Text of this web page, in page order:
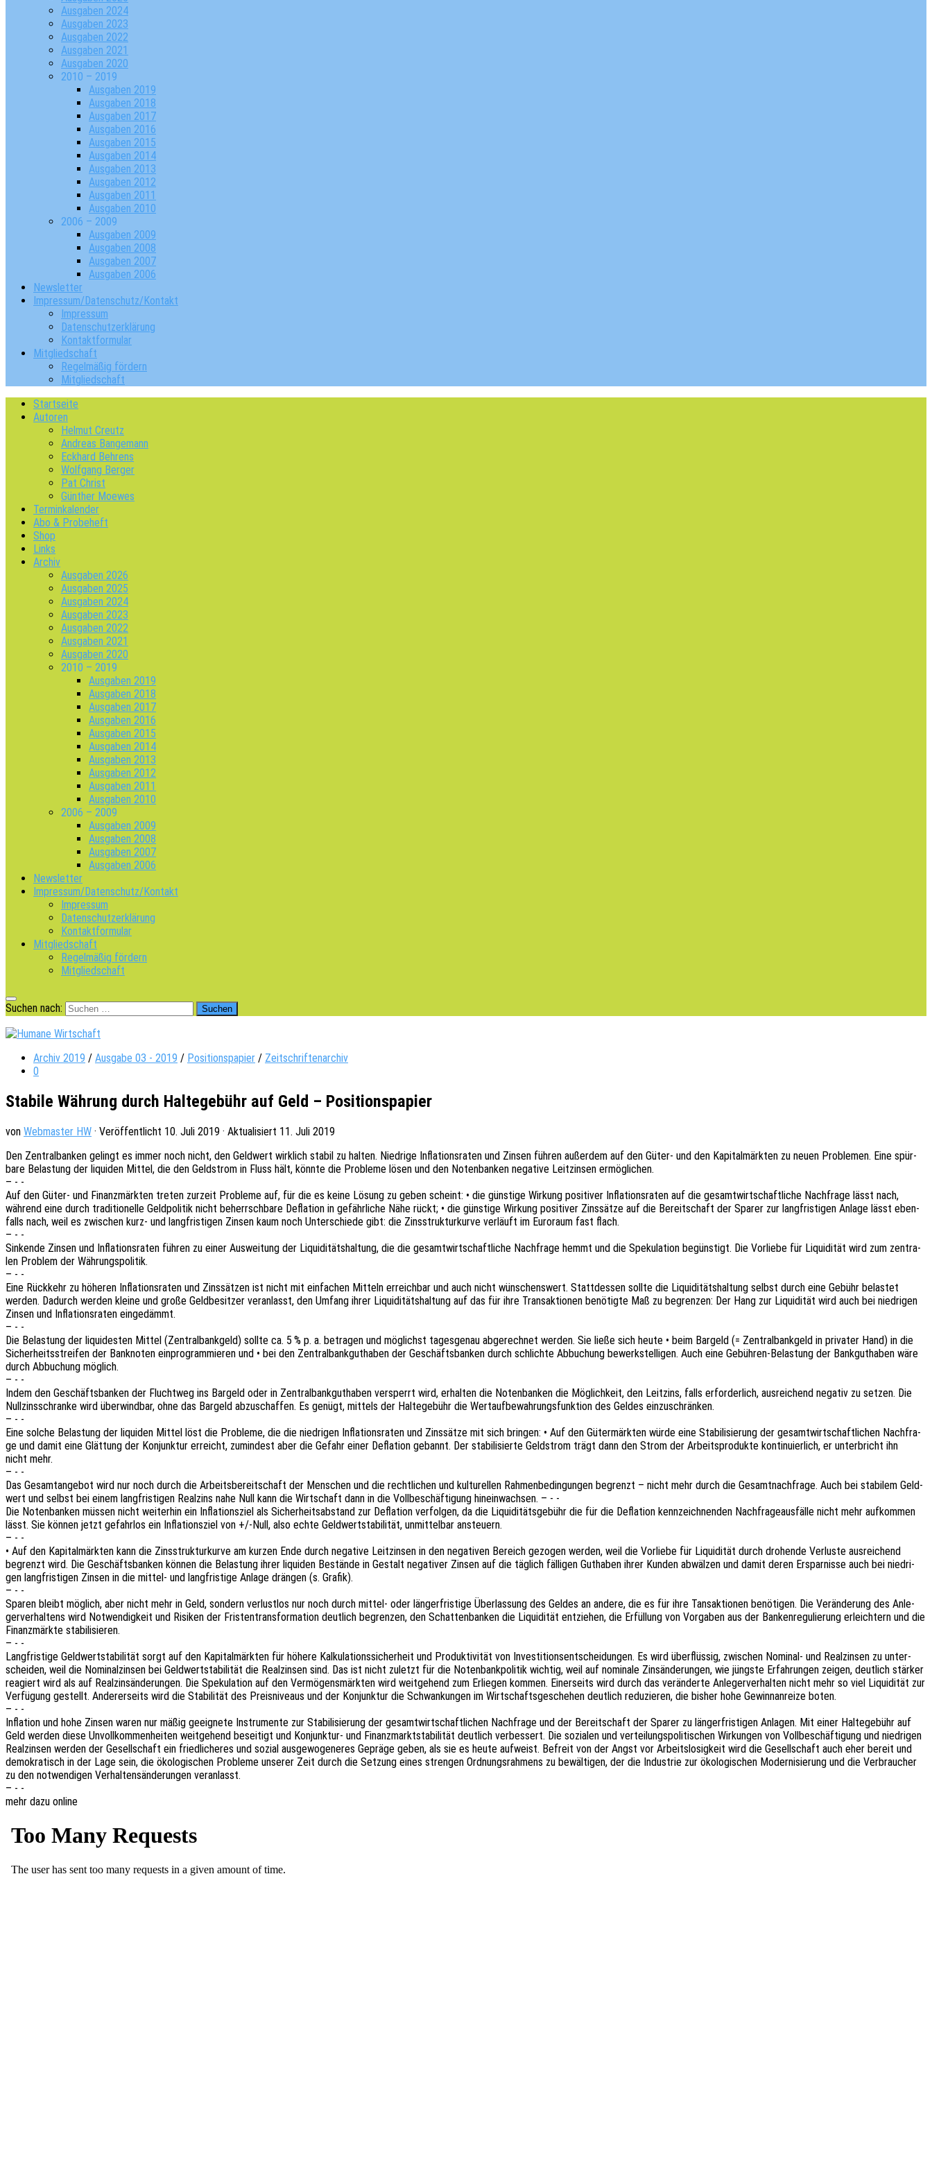
Ausgaben 2024
Ausgaben 2023
Ausgaben 2022
Ausgaben 2021
Ausgaben 2020
2010 – 2019
Ausgaben 2019
Ausgaben 2018
Ausgaben 2017
Ausgaben 2016
Ausgaben 2015
Ausgaben 2014
Ausgaben 2013
Ausgaben 2012
Ausgaben 2011
Ausgaben 2010
2006 – 2009
Ausgaben 2009
Ausgaben 2008
Ausgaben 2007
Ausgaben 2006
Newsletter
Impressum/Datenschutz/Kontakt
Impressum
Datenschutzerklärung
Kontaktformular
Mitgliedschaft
Regelmäßig fördern
Mitgliedschaft
Startseite
Autoren
Helmut Creutz
Andreas Bangemann
Eckhard Behrens
Wolfgang Berger
Pat Christ
Günther Moewes
Terminkalender
Abo & Probeheft
Shop
Links
Archiv
Ausgaben 2026
Ausgaben 2025
Ausgaben 2024
Ausgaben 2023
Ausgaben 2022
Ausgaben 2021
Ausgaben 2020
2010 – 2019
Ausgaben 2019
Ausgaben 2018
Ausgaben 2017
Ausgaben 2016
Ausgaben 2015
Ausgaben 2014
Ausgaben 2013
Ausgaben 2012
Ausgaben 2011
Ausgaben 2010
2006 – 2009
Ausgaben 2009
Ausgaben 2008
Ausgaben 2007
Ausgaben 2006
Newsletter
Impressum/Datenschutz/Kontakt
Impressum
Datenschutzerklärung
Kontaktformular
Mitgliedschaft
Regelmäßig fördern
Mitgliedschaft
Suchen nach:
Archiv 2019 / Ausgabe 03 - 2019 / Positionspapier / Zeitschriftenarchiv
0
Stabile Währung durch Haltegebühr auf Geld – Positionspapier
von Webmaster HW · Veröffentlicht 10. Juli 2019 · Aktualisiert 11. Juli 2019
Den Zentral­ban­ken gelingt es immer noch nicht, den Geld­wert wirk­lich stabil zu halten. Nied­ri­ge Infla­ti­ons­ra­ten und Zinsen führen außer­dem auf den Güter- und den Kapi­tal­märk­ten zu neuen Proble­men. Eine spür­
ba­re Belas­tung der liqui­den Mittel, die den Geld­strom in Fluss hält, könnte die Proble­me lösen und den Noten­ban­ken nega­ti­ve Leit­zin­sen ermöglichen.
– - -
Auf den Güter- und Finanz­märk­ten treten zurzeit Proble­me auf, für die es keine Lösung zu geben scheint: • die güns­ti­ge Wirkung posi­ti­ver Infla­ti­ons­ra­ten auf die gesamt­wirt­schaft­li­che Nach­fra­ge lässt nach,
während eine durch tradi­tio­nel­le Geld­po­li­tik nicht beherrsch­ba­re Defla­ti­on in gefähr­li­che Nähe rückt; • die güns­ti­ge Wirkung posi­ti­ver Zins­sät­ze auf die Bereit­schaft der Sparer zur lang­fris­ti­gen Anlage lässt eben­
falls nach, weil es zwischen kurz- und lang­fris­ti­gen Zinsen kaum noch Unter­schie­de gibt: die Zins­struk­tur­kur­ve verläuft im Euro­raum fast flach.
– - -
Sinken­de Zinsen und Infla­ti­ons­ra­ten führen zu einer Auswei­tung der Liqui­di­täts­hal­tung, die die gesamt­wirt­schaft­li­che Nach­fra­ge hemmt und die Speku­la­ti­on begüns­tigt. Die Vorlie­be für Liqui­di­tät wird zum zentra­
len Problem der Währungspolitik.
– - -
Eine Rück­kehr zu höhe­ren Infla­ti­ons­ra­ten und Zins­sät­zen ist nicht mit einfa­chen Mitteln erreich­bar und auch nicht wünschens­wert. Statt­des­sen sollte die Liqui­di­täts­hal­tung selbst durch eine Gebühr belas­tet
werden. Dadurch werden kleine und große Geld­be­sit­zer veran­lasst, den Umfang ihrer Liqui­di­täts­hal­tung auf das für ihre Trans­ak­tio­nen benö­tig­te Maß zu begren­zen: Der Hang zur Liqui­di­tät wird auch bei nied­ri­gen
Zinsen und Infla­ti­ons­ra­ten eingedämmt.
– - -
Die Belas­tung der liqui­des­ten Mittel (Zentral­bank­geld) sollte ca. 5 % p. a. betra­gen und möglichst tages­ge­nau abge­rech­net werden. Sie ließe sich heute • beim Bargeld (= Zentral­bank­geld in priva­ter Hand) in die
Sicher­heits­strei­fen der Bank­no­ten einpro­gram­mie­ren und • bei den Zentral­bank­gut­ha­ben der Geschäfts­ban­ken durch schlich­te Abbu­chung bewerk­stel­li­gen. Auch eine Gebüh­ren-Belas­tung der Bank­gut­ha­ben wäre
durch Abbu­chung möglich.
– - -
Indem den Geschäfts­ban­ken der Flucht­weg ins Bargeld oder in Zentral­bank­gut­ha­ben versperrt wird, erhal­ten die Noten­ban­ken die Möglich­keit, den Leit­zins, falls erfor­der­lich, ausrei­chend nega­tiv zu setzen. Die
Null­zins­schran­ke wird über­wind­bar, ohne das Bargeld abzu­schaf­fen. Es genügt, mittels der Halte­ge­bühr die Wertauf­be­wah­rungs­funk­ti­on des Geldes einzuschränken.
– - -
Eine solche Belas­tung der liqui­den Mittel löst die Proble­me, die die nied­ri­gen Infla­ti­ons­ra­ten und Zins­sät­ze mit sich brin­gen: • Auf den Güter­märk­ten würde eine Stabi­li­sie­rung der gesamt­wirt­schaft­li­chen Nach­fra­
ge und damit eine Glät­tung der Konjunk­tur erreicht, zumin­dest aber die Gefahr einer Defla­ti­on gebannt. Der stabi­li­sier­te Geld­strom trägt dann den Strom der Arbeits­pro­duk­te konti­nu­ier­lich, er unter­bricht ihn
nicht mehr.
– - -
Das Gesamt­an­ge­bot wird nur noch durch die Arbeits­be­reit­schaft der Menschen und die recht­li­chen und kultu­rel­len Rahmen­be­din­gun­gen begrenzt – nicht mehr durch die Gesamt­nach­fra­ge. Auch bei stabi­lem Geld­
wert und selbst bei einem lang­fris­ti­gen Real­zins nahe Null kann die Wirt­schaft dann in die Voll­be­schäf­ti­gung hineinwachsen. – - -
Die Noten­ban­ken müssen nicht weiter­hin ein Infla­ti­ons­ziel als Sicher­heits­ab­stand zur Defla­ti­on verfol­gen, da die Liqui­di­täts­ge­bühr die für die Defla­ti­on kenn­zeich­nen­den Nach­fra­ge­aus­fäl­le nicht mehr aufkom­men
lässt. Sie können jetzt gefahr­los ein Infla­ti­ons­ziel von +/-Null, also echte Geld­wert­sta­bi­li­tät, unmit­tel­bar ansteuern.
– - -
• Auf den Kapi­tal­märk­ten kann die Zins­struk­tur­kur­ve am kurzen Ende durch nega­ti­ve Leit­zin­sen in den nega­ti­ven Bereich gezo­gen werden, weil die Vorlie­be für Liqui­di­tät durch drohen­de Verlus­te ausrei­chend
begrenzt wird. Die Geschäfts­ban­ken können die Belas­tung ihrer liqui­den Bestän­de in Gestalt nega­ti­ver Zinsen auf die täglich fälli­gen Gutha­ben ihrer Kunden abwäl­zen und damit deren Erspar­nis­se auch bei nied­ri­
gen lang­fris­ti­gen Zinsen in die mittel- und lang­fris­ti­ge Anlage drän­gen (s. Grafik).
– - -
Sparen bleibt möglich, aber nicht mehr in Geld, sondern verlust­los nur noch durch mittel- oder länger­fris­ti­ge Über­las­sung des Geldes an andere, die es für ihre Tans­ak­tio­nen benö­ti­gen. Die Verän­de­rung des Anle­
ger­ver­hal­tens wird Notwen­dig­keit und Risi­ken der Fris­ten­trans­for­ma­ti­on deut­lich begren­zen, den Schat­ten­ban­ken die Liqui­di­tät entzie­hen, die Erfül­lung von Vorga­ben aus der Banken­re­gu­lie­rung erleich­tern und die
Finanz­märk­te stabilisieren.
– - -
Lang­fris­ti­ge Geld­wert­sta­bi­li­tät sorgt auf den Kapi­tal­märk­ten für höhere Kalku­la­ti­ons­si­cher­heit und Produk­ti­vi­tät von Inves­ti­ti­ons­ent­schei­dun­gen. Es wird über­flüs­sig, zwischen Nomi­nal- und Real­zin­sen zu unter­
schei­den, weil die Nomi­nal­zin­sen bei Geld­wert­sta­bi­li­tät die Real­zin­sen sind. Das ist nicht zuletzt für die Noten­bank­po­li­tik wich­tig, weil auf nomi­na­le Zins­än­de­run­gen, wie jüngs­te Erfah­run­gen zeigen, deut­lich stär­ker
reagiert wird als auf Real­zins­än­de­run­gen. Die Speku­la­ti­on auf den Vermö­gens­märk­ten wird weit­ge­hend zum Erlie­gen kommen. Einer­seits wird durch das verän­der­te Anle­ger­ver­hal­ten nicht mehr so viel Liqui­di­tät zur
Verfü­gung gestellt. Ande­rer­seits wird die Stabi­li­tät des Preis­ni­veaus und der Konjunk­tur die Schwan­kun­gen im Wirt­schafts­ge­sche­hen deut­lich redu­zie­ren, die bisher hohe Gewinn­an­rei­ze boten.
– - -
Infla­ti­on und hohe Zinsen waren nur mäßig geeig­ne­te Instru­men­te zur Stabi­li­sie­rung der gesamt­wirt­schaft­li­chen Nach­fra­ge und der Bereit­schaft der Sparer zu länger­fris­ti­gen Anla­gen. Mit einer Halte­ge­bühr auf
Geld werden diese Unvoll­kom­men­hei­ten weit­ge­hend besei­tigt und Konjunk­tur- und Finanz­markt­sta­bi­li­tät deut­lich verbes­sert. Die sozia­len und vertei­lungs­po­li­ti­schen Wirkun­gen von Voll­be­schäf­ti­gung und nied­ri­gen
Real­zin­sen werden der Gesell­schaft ein fried­li­che­res und sozial ausge­wo­ge­ne­res Geprä­ge geben, als sie es heute aufweist. Befreit von der Angst vor Arbeits­lo­sig­keit wird die Gesell­schaft auch eher bereit und
demo­kra­tisch in der Lage sein, die ökolo­gi­schen Proble­me unse­rer Zeit durch die Setzung eines stren­gen Ordnungs­rah­mens zu bewäl­ti­gen, der die Indus­trie zur ökolo­gi­schen Moder­ni­sie­rung und die Verbrau­cher
zu den notwen­di­gen Verhal­tens­än­de­run­gen veranlasst.
– - -
mehr dazu online